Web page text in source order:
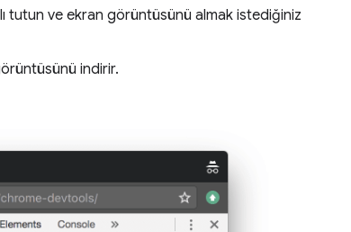
tutun ve ekran görüntüsünü almak istediğiniz
indirir.